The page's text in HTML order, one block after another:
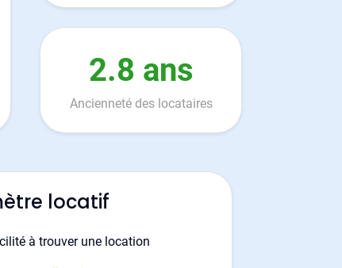
2.8 ans
Ancienneté des locataires
locatif
à trouver une location